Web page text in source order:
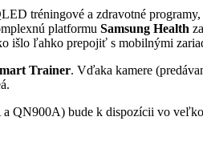
tréningové a zdravotné
platformu Samsung Health
išlo ľahko prepojiť s mobilnými
Trainer. Vďaka kamere
QN900A) bude k dispozícii vo